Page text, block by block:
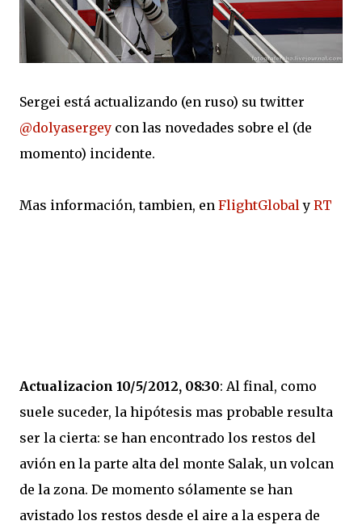
Sergei está actualizando (en ruso) su twitter
@dolyasergey con las novedades sobre el (de
momento) incidente.
Mas información, tambien, en FlightGlobaly RT
Actualizacion 10/5/2012, 08:30: Al final, como
suele suceder, la hipótesis mas probable resulta
ser la cierta: se han encontrado los restos del
avión en la parte alta del monte Salak, un volcan
de la zona. De momento sólamente se han
avistado los restos desde el aire a la espera de